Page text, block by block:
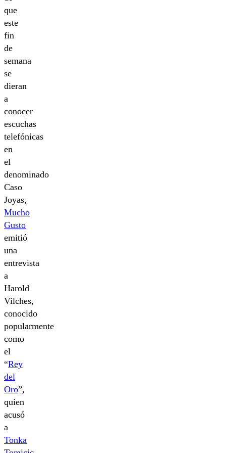
que
este
fin
de
semana
se
dieran
a
conocer
escuchas
telefónicas
en
el
denominado
Caso
Joyas,
Mucho
Gusto
emitió
una
entrevista
a
Harold
Vilches,
conocido
popularmente
como
el
“Rey
del
Oro”,
quien
acusó
a
Tonka